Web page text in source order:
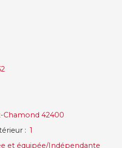
Chamond 42400
: 1
et équipée/Indépendante